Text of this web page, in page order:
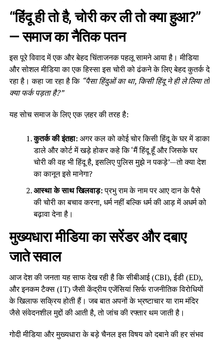
“हिंदू ही तो है, चोरी कर ली तो क्या हुआ?”
— समाज का नैतिक पतन
इस पूरे विवाद में एक और बेहद चिंताजनक पहलू सामने आया है। मीडिया
और सोशल मीडिया का एक हिस्सा इस चोरी को ढंकने के लिए बेहद कुतर्क दे
रहा है। कहा जा रहा है कि “पैसा हिंदुओं का था, किसी हिंदू ने ही ले लिया तो
क्या फर्क पड़ता है?”
यह सोच समाज के लिए एक ज़हर की तरह है:
कुतर्क की इंतहा:अगर कल को कोई चोर किसी हिंदू के घर में डाका
डाले और कोर्ट में खड़े होकर कहे कि ‘मैं हिंदू हूँ और जिसके घर
चोरी की वह भी हिंदू है, इसलिए पुलिस मुझे न पकड़े’—तो क्या देश
का कानून इसे मानेगा?
आस्था के साथ खिलवाड़:प्रभु राम के नाम पर आए दान के पैसे
की चोरी का बचाव करना, धर्म नहीं बल्कि धर्म की आड़ में अधर्म को
बढ़ावा देना है।
मुख्यधारा मीडिया का सरेंडर और दबाए
जाते सवाल
आज देश की जनता यह साफ देख रही है कि सीबीआई (CBI), ईडी (ED),
और इनकम टैक्स (IT) जैसी केंद्रीय एजेंसियां सिर्फ राजनीतिक विरोधियों
के खिलाफ सक्रिय होती हैं। जब बात अपनों के भ्रष्टाचार या राम मंदिर
जैसे संवेदनशील मुद्दों की आती है, तो जांच की रफ्तार थम जाती है।
गोदी मीडिया और मुख्यधारा के बड़े चैनल इस विषय को दबाने की हर संभव